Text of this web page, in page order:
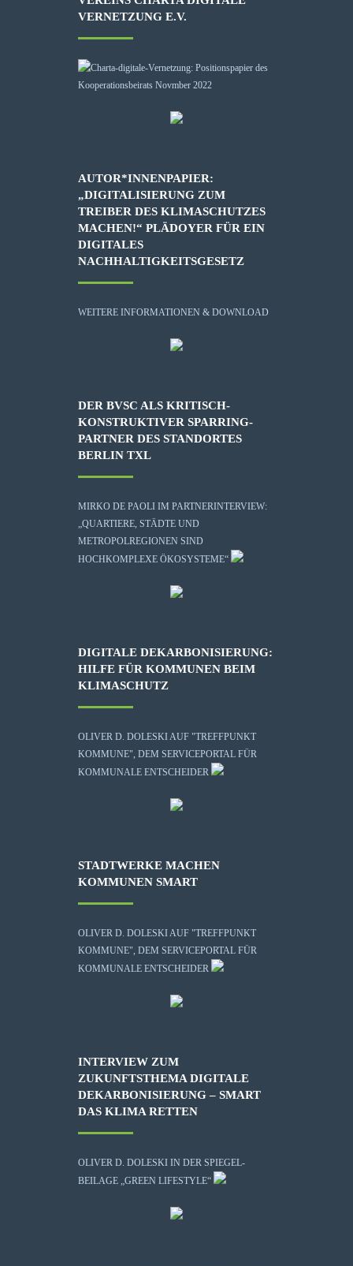
VERNETZUNG E.V.
AUTOR*INNENPAPIER:
„DIGITALISIERUNG ZUM
TREIBER DES KLIMASCHUTZES
MACHEN!“ PLÄDOYER FÜR EIN
DIGITALES
NACHHALTIGKEITSGESETZ
WEITERE INFORMATIONEN & DOWNLOAD
DER BVSC ALS KRITISCH-
KONSTRUKTIVER SPARRING-
PARTNER DES STANDORTES
BERLIN TXL
MIRKO DE PAOLI IM PARTNERINTERVIEW:
„QUARTIERE, STÄDTE UND
METROPOLREGIONEN SIND
HOCHKOMPLEXE ÖKOSYSTEME“
DIGITALE DEKARBONISIERUNG:
HILFE FÜR KOMMUNEN BEIM
KLIMASCHUTZ
OLIVER D. DOLESKI AUF "TREFFPUNKT
KOMMUNE", DEM SERVICEPORTAL FÜR
KOMMUNALE ENTSCHEIDER
STADTWERKE MACHEN
KOMMUNEN SMART
OLIVER D. DOLESKI AUF "TREFFPUNKT
KOMMUNE", DEM SERVICEPORTAL FÜR
KOMMUNALE ENTSCHEIDER
INTERVIEW ZUM
ZUKUNFTSTHEMA DIGITALE
DEKARBONISIERUNG – SMART
DAS KLIMA RETTEN
OLIVER D. DOLESKI IN DER SPIEGEL-
BEILAGE „GREEN LIFESTYLE“